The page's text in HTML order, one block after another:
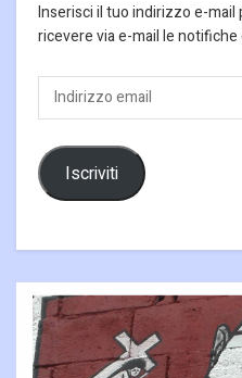
Inserisci il tuo indirizzo e-
ricevere via e-mail le notifiche
Indirizzo
email
Iscriviti